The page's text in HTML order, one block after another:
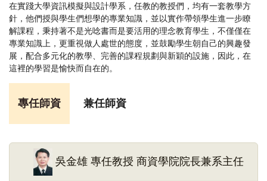
在實踐大學資訊模擬與設計學系，任教的教授們，均有一套教學方
針，他們授與學生們想學的專業知識，並以實作帶領學生進一步瞭
解課程，秉持著不是光唸書而是要活用的理念教育學生，不僅僅在
專業知識上，更重視做人處世的態度，並鼓勵學生朝自己的興趣發
展，配合多元化的教學、完善的課程規劃與新穎的設施，因此，在
這裡的學習是愉快而自在的。
專任師資 兼任師資
吳金雄 專任教授 商資學院院長兼系主任